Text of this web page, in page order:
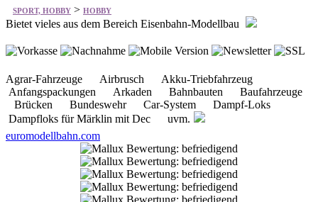
SPORT, HOBBY > HOBBY
Bietet vieles aus dem Bereich Eisenbahn-Modellbau
Agrar-Fahrzeuge Airbrusch Akku-Triebfahrzeug
Anfangspackungen Arkaden Bahnbauten Baufahrzeuge
Brücken Bundeswehr Car-System Dampf-Loks
Dampfloks für Märklin mit Dec uvm.
euromodellbahn.com